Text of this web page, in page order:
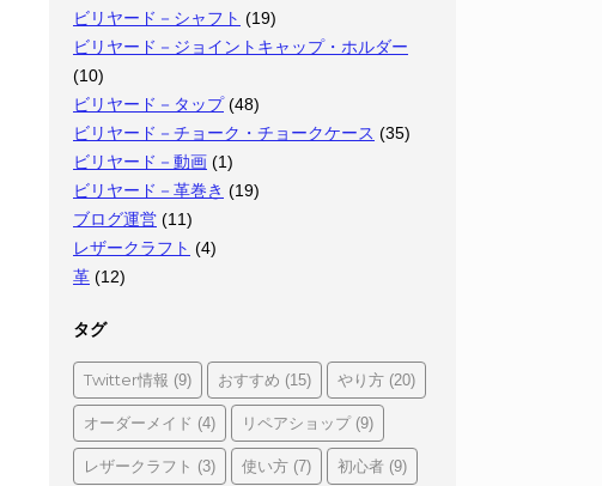
ビリヤード－シャフト (19)
ビリヤード－ジョイントキャップ・ホルダー
(10)
ビリヤード－タップ(48)
ビリヤード－チョーク・チョークケース (35)
ビリヤード－動画 (1)
ビリヤード－革巻き (19)
ブログ運営 (11)
レザークラフト (4)
革 (12)
タグ
Twitter情報 (9) おすすめ (15) やり方 (20)
オーダーメイド (4) リペアショップ(9)
レザークラフト (3) 使い方 (7) 初心者 (9)